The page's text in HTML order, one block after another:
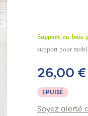
Support en bois
support pour
EPUISÉ
26,00 €
Soyez alerté